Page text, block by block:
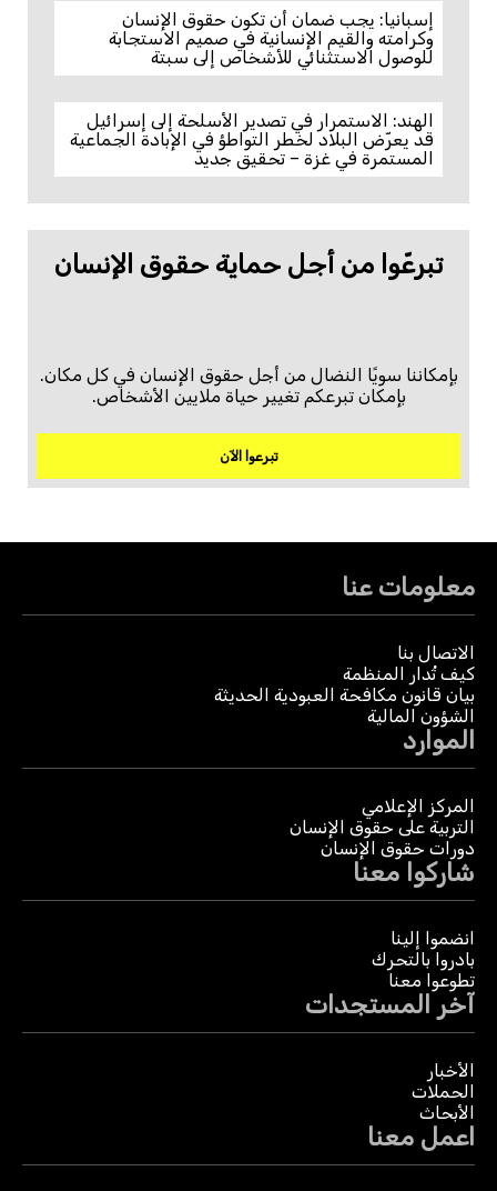
إسبانيا: يجب ضمان أن تكون حقوق الإنسان
وكرامته والقيم الإنسانية في صميم الاستجابة
للوصول الاستثنائي للأشخاص إلى سبتة
الهند: الاستمرار في تصدير الأسلحة إلى إسرائيل
قد يعرّض البلاد لخطر التواطؤ في الإبادة الجماعية
المستمرة في غزة – تحقيق جديد
تبرعّوا من أجل حماية حقوق الإنسان
بإمكاننا سويًا النضال من أجل حقوق الإنسان في كل مكان.
بإمكان تبرعكم تغيير حياة ملايين الأشخاص.
تبرعوا الآن
معلومات عنا
الاتصال بنا
كيف تُدار المنظمة
بيان قانون مكافحة العبودية الحديثة
الشؤون المالية
الموارد
المركز الإعلامي
التربية على حقوق الإنسان
دورات حقوق الإنسان
شاركوا معنا
انضموا إلينا
بادروا بالتحرك
تطوعوا معنا
آخر المستجدات
الأخبار
الحملات
الأبحاث
اعمل معنا